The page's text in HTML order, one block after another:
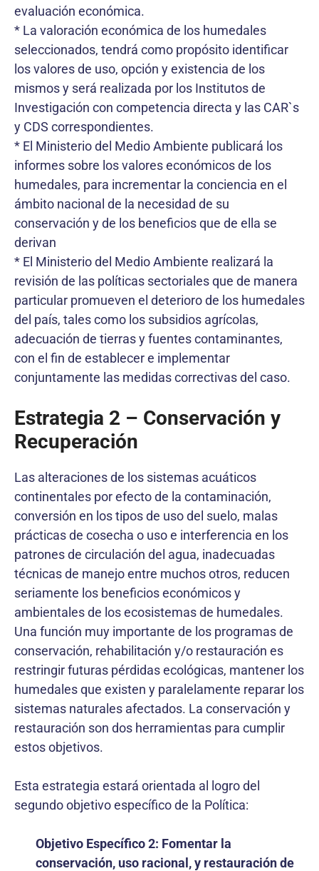
evaluación económica.
* La valoración económica de los humedales
seleccionados, tendrá como propósito identificar
los valores de uso, opción y existencia de los
mismos y será realizada por los Institutos de
Investigación con competencia directa y las CAR`s
y CDS correspondientes.
* El Ministerio del Medio Ambiente publicará los
informes sobre los valores económicos de los
humedales, para incrementar la conciencia en el
ámbito nacional de la necesidad de su
conservación y de los beneficios que de ella se
derivan
* El Ministerio del Medio Ambiente realizará la
revisión de las políticas sectoriales que de manera
particular promueven el deterioro de los humedales
del país, tales como los subsidios agrícolas,
adecuación de tierras y fuentes contaminantes,
con el fin de establecer e implementar
conjuntamente las medidas correctivas del caso.
Estrategia 2 – Conservación y
Recuperación
Las alteraciones de los sistemas acuáticos
continentales por efecto de la contaminación,
conversión en los tipos de uso del suelo, malas
prácticas de cosecha o uso e interferencia en los
patrones de circulación del agua, inadecuadas
técnicas de manejo entre muchos otros, reducen
seriamente los beneficios económicos y
ambientales de los ecosistemas de humedales.
Una función muy importante de los programas de
conservación, rehabilitación y/o restauración es
restringir futuras pérdidas ecológicas, mantener los
humedales que existen y paralelamente reparar los
sistemas naturales afectados. La conservación y
restauración son dos herramientas para cumplir
estos objetivos.
Esta estrategia estará orientada al logro del
segundo objetivo específico de la Política:
Objetivo Específico 2: Fomentar la
conservación, uso racional, y restauración de